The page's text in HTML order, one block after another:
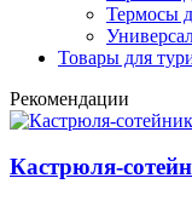
Термосы
Товары для
Рекомендации
Кастрюля-